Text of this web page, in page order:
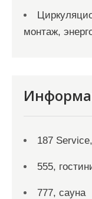
монтаж,
187
555,
777, сауна